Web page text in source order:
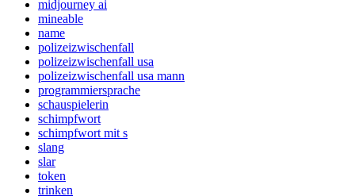
midjourney ai
mineable
name
polizeizwischenfall
polizeizwischenfall usa
polizeizwischenfall usa mann
programmiersprache
schauspielerin
schimpfwort
schimpfwort mit s
slang
slar
token
trinken